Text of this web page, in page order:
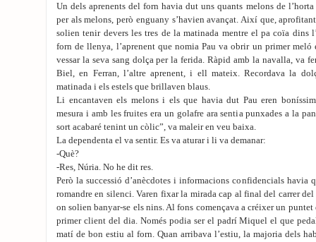
Un dels aprenents del forn havia dut uns quants melons de l’horta
per als melons, però enguany s’havien avançat. Així que,
solien tenir devers les tres de la matinada mentre el pa coïa dins
forn de llenya, l’aprenent que nomia Pau va obrir un primer meló
vessar la seva sang dolça per la ferida. Ràpid amb la navalla, va
Biel, en Ferran, l’altre aprenent, i ell mateix. Recordava la
matinada i els estels que brillaven blaus.
Li encantaven els melons i els que havia dut Pau eren
mesura i amb les fruites era un golafre ara sentia punxades a la
sort acabaré tenint un còlic”, va maleir en veu baixa.
La dependenta el va sentir. Es va aturar i li va demanar:
-Què?
-Res, Núria. No he dit res.
Però la successió d’anècdotes i informacions confidencials havia
romandre en silenci. Varen fixar la mirada cap al final del carrer
on solien banyar-se els nins. Al fons començava a créixer un
primer client del dia. Només podia ser el padrí Miquel el que
matí de bon estiu al forn. Quan arribava l’estiu, la majoria dels